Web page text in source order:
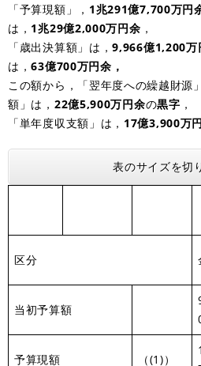
「予算現額」， 1兆291億7,700万円
は， 1兆29億2,000万円余 ，
「歳出決算額」は，9,966億1,200万
は，63億700万円余，
この額から，「翌年度への繰越財源
額」は， 22億5,900万円余の黒字 ，
「単年度収支額」は， 17億3,900万
表のサイズを切
区分
当初予算額
予算現額 （(1)）